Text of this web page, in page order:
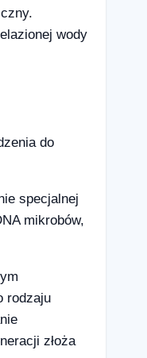
wody
do
specjalnej
mikrobów,
rodzaju
złoża